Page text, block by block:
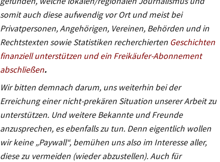
somit auch diese aufwendig vor Ort und meist bei
Privatpersonen, Angehörigen, Vereinen, Behörden und in
Rechtstexten sowie Statistiken recherchierten Geschichten
finanziell unterstützen und ein Freikäufer-Abonnement
abschließen.
Wir bitten demnach darum, uns weiterhin bei der
Erreichung einer nicht-prekären Situation unserer Arbeit zu
unterstützen. Und weitere Bekannte und Freunde
anzusprechen, es ebenfalls zu tun. Denn eigentlich wollen
wir keine „Paywall“, bemühen uns also im Interesse aller,
diese zu vermeiden (wieder abzustellen). Auch für